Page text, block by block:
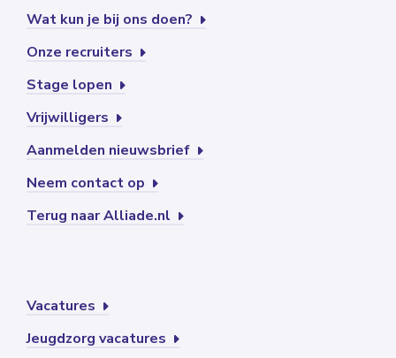
Wat kun je bij ons doen?
Onze recruiters
Stage lopen
Vrijwilligers
Aanmelden nieuwsbrief
Neem contact op
Terug naar Alliade.nl
Vacatures
Jeugdzorg vacatures